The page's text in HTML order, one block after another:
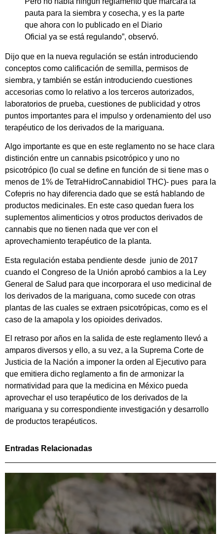
pauta para la siembra y cosecha, y es la parte
que ahora con lo publicado en el Diario
Oficial ya se está regulando”, observó.
Dijo que en la nueva regulación se están introduciendo
conceptos como calificación de semilla, permisos de
siembra, y también se están introduciendo cuestiones
accesorias como lo relativo a los terceros autorizados,
laboratorios de prueba, cuestiones de publicidad y otros
puntos importantes para el impulso y ordenamiento del uso
terapéutico de los derivados de la mariguana.
Algo importante es que en este reglamento no se hace clara
distinción entre un cannabis psicotrópico y uno no
psicotrópico (lo cual se define en función de si tiene mas o
menos de 1% de TetraHidroCannabidiol THC)- pues para la
Cofepris no hay diferencia dado que se está hablando de
productos medicinales. En este caso quedan fuera los
suplementos alimenticios y otros productos derivados de
cannabis que no tienen nada que ver con el
aprovechamiento terapéutico de la planta.
Esta regulación estaba pendiente desde junio de 2017
cuando el Congreso de la Unión aprobó cambios a la Ley
General de Salud para que incorporara el uso medicinal de
los derivados de la mariguana, como sucede con otras
plantas de las cuales se extraen psicotrópicas, como es el
caso de la amapola y los opioides derivados.
El retraso por años en la salida de este reglamento llevó a
amparos diversos y ello, a su vez, a la Suprema Corte de
Justicia de la Nación a imponer la orden al Ejecutivo para
que emitiera dicho reglamento a fin de armonizar la
normatividad para que la medicina en México pueda
aprovechar el uso terapéutico de los derivados de la
mariguana y su correspondiente investigación y desarrollo
de productos terapéuticos.
Entradas Relacionadas